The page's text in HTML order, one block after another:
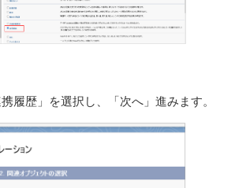
履歴」を選択し、「次へ」進みます。